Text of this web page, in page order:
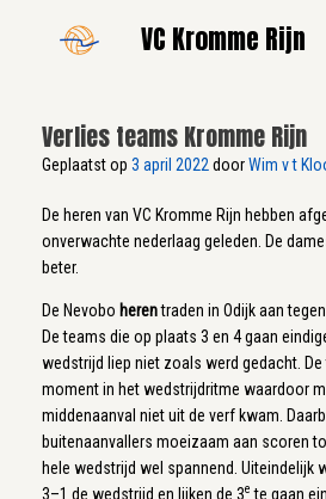
VC Kromme Rijn
Verlies teams Kromme Rijn
Geplaatst op 3 april 2022 doorWim v t
De heren van VC Kromme Rijn hebben
onverwachte nederlaag geleden. De
beter.
De Nevobo herentraden in Odijk aan
De teams die op plaats 3 en 4 gaan
wedstrijd liep niet zoals werd gedacht.
moment in het wedstrijdritme waardoor
middenaanval niet uit de verf kwam.
buitenaanvallers moeizaam aan scoren
hele wedstrijd wel spannend. Uiteindelijk
3–1 de wedstrijd en lijken de 3e te gaan